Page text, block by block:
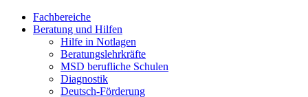
Fachbereiche
Beratung und Hilfen
Hilfe in Notlagen
Beratungslehrkräfte
MSD berufliche Schulen
Diagnostik
Deutsch-Förderung